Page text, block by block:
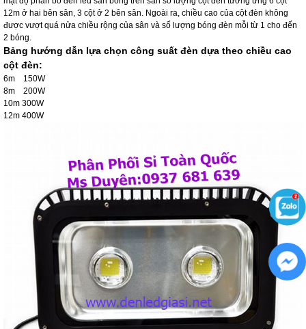
12m ở hai bên sân, 3 cột ở 2 bên sân. Ngoài ra, chiều cao của cột đèn không
được vượt quá nửa chiều rộng của sân và số lượng bóng đèn mỗi từ 1 cho đến
2 bóng.
Bảng hướng dẫn lựa chọn công suất đèn dựa theo chiều cao
cột đèn:
6m 150W
8m 200W
10m 300W
12m 400W